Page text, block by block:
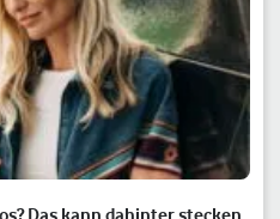
Das kann dahinter stecken